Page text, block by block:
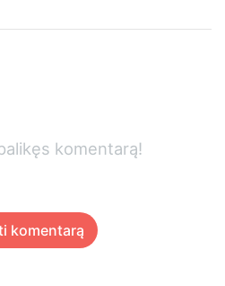
komentarą!
komentarą